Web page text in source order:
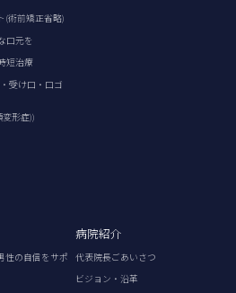
(術前矯正省略)
口元を
短治療
受け口・口ゴ
形症))
性の自信をサポ
病院紹介
代表院長ごあいさつ
ビジョン・沿革